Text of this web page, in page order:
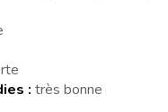
: très bonne